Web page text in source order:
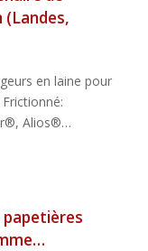
(Landes,
en laine pour
Alios®…